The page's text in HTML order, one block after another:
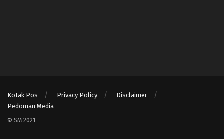
Kotak Pos Privacy Policy
Disclaimer
Pedoman Media
© SM 2021